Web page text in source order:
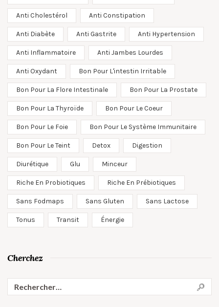
Anti Cholestérol Anti Constipation
Anti Diabète Anti Gastrite Anti Hypertension
Anti Inflammatoire Anti Jambes Lourdes
Anti Oxydant Bon Pour L'intestin Irritable
Bon Pour La Flore Intestinale Bon Pour La Prostate
Bon Pour La Thyroïde Bon Pour Le Coeur
Bon Pour Le Foie Bon Pour Le Système Immunitaire
Bon Pour Le Teint Detox Digestion
Diurétique Glu Minceur
Riche En Probiotiques Riche En Prébiotiques
Sans Fodmaps Sans Gluten Sans Lactose
Tonus Transit Énergie
Cherchez